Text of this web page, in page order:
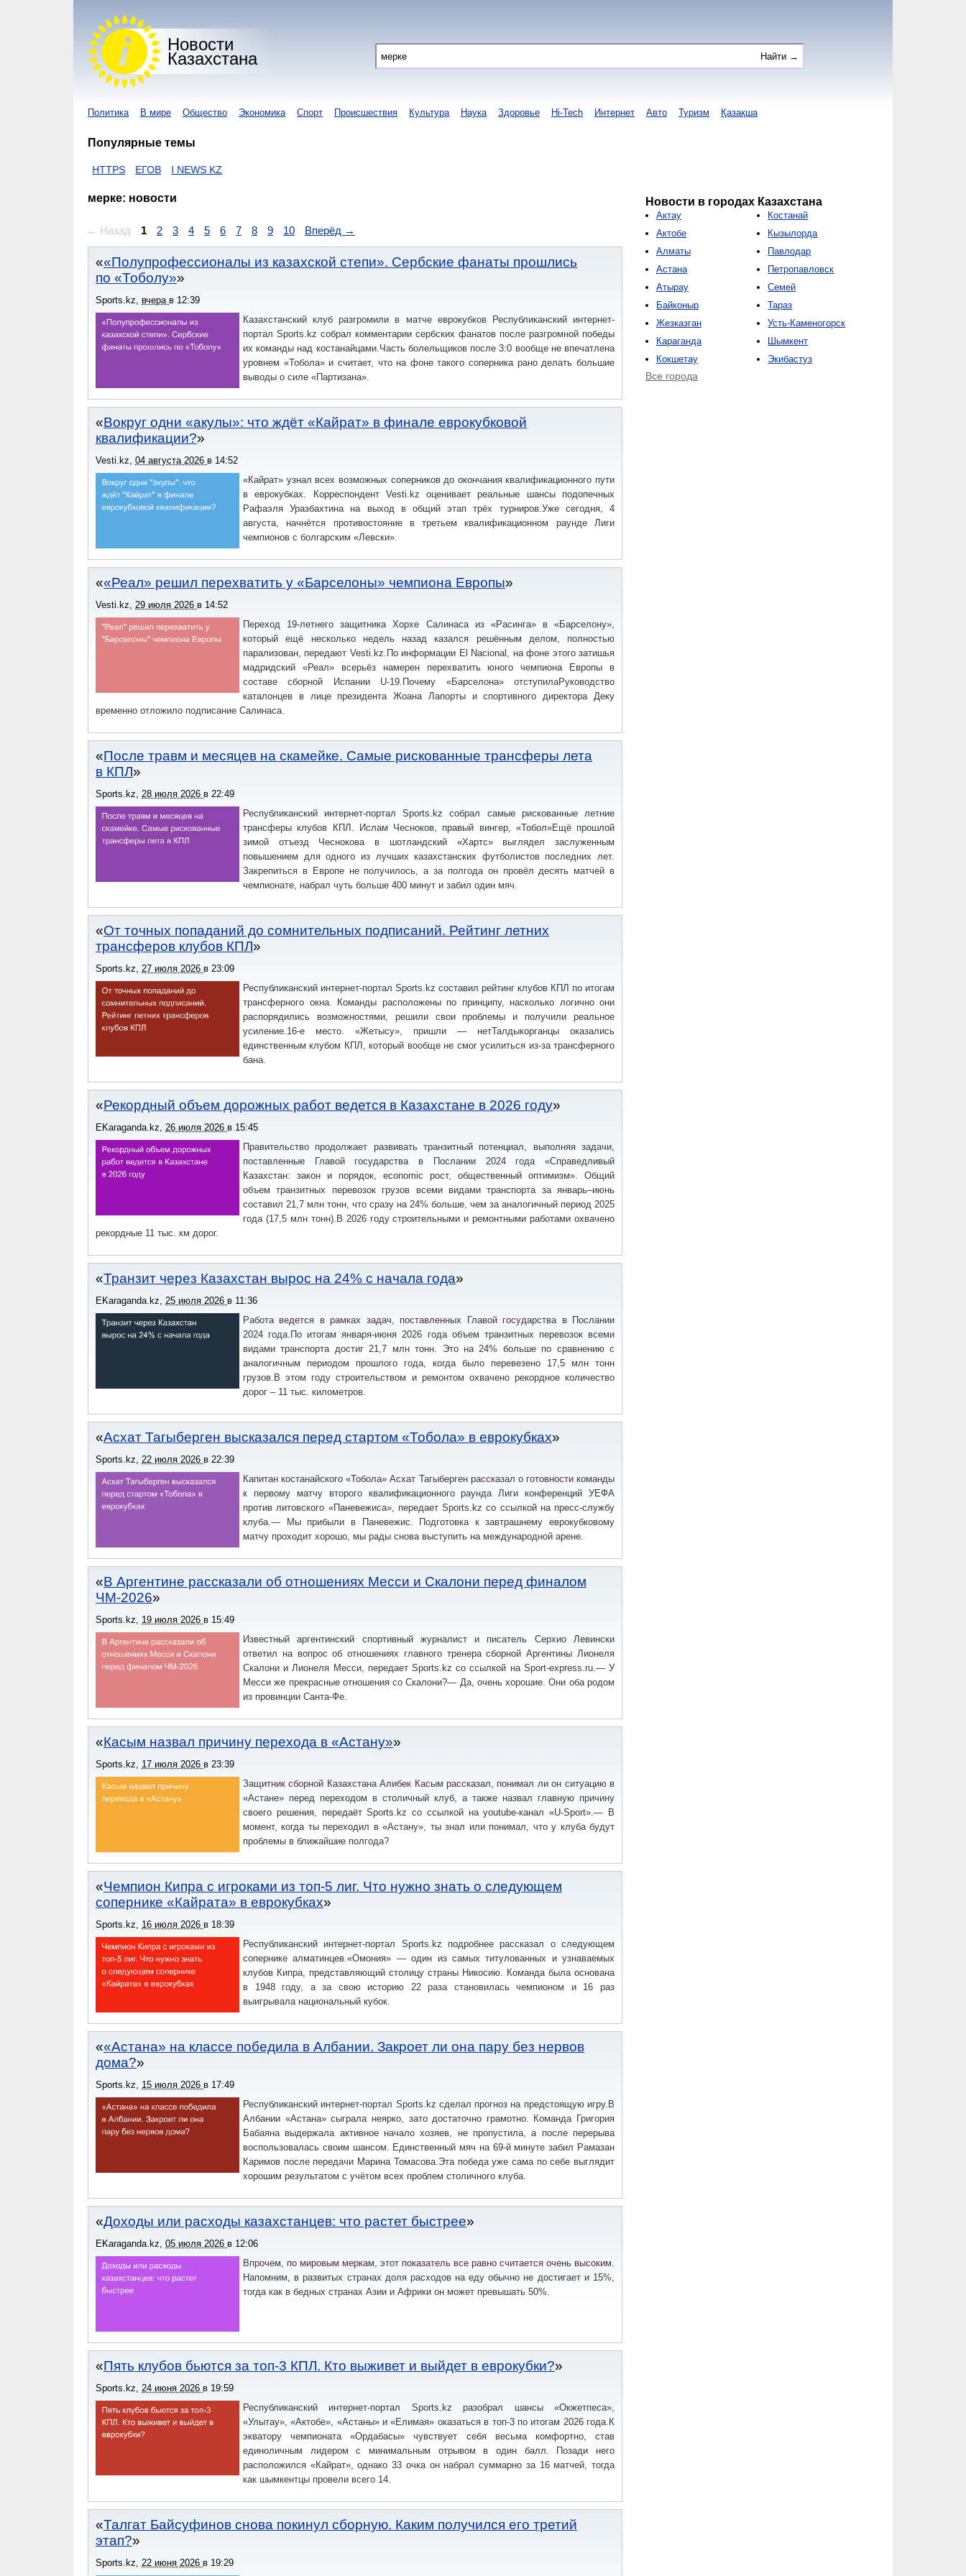
Новости
Казахстана
Политика В мире Общество Экономика Спорт Происшествия Культура Наука Здоровье Hi-Tech Интернет Авто Туризм Қазақша
Популярные темы
ЕГОВ I NEWS KZ
мерке: новости
← Назад 1 2 3 4 5 6 7 8 9 10 Вперёд →
«Полупрофессионалы из казахской степи». Сербские фанаты прошлись
по «Тоболу»
Sports.kz, вчера в 12:39
Казахстанский клуб разгромили в матче еврокубков Республиканский интернет-
портал Sports.kz собрал комментарии сербских фанатов после разгромной победы
их команды над костанайцами.Часть болельщиков после 3:0 вообще не впечатлена
уровнем «Тобола» и считает, что на фоне такого соперника рано делать большие
выводы о силе «Партизана».
Вокруг одни «акулы»: что ждёт «Кайрат» в финале еврокубковой
квалификации?
Vesti.kz, 04 августа 2026 в 14:52
«Кайрат» узнал всех возможных соперников до окончания квалификационного пути
в еврокубках. Корреспондент Vesti.kz оценивает реальные шансы подопечных
Рафаэля Уразбахтина на выход в общий этап трёх турниров.Уже сегодня, 4
августа, начнётся противостояние в третьем квалификационном раунде Лиги
чемпионов с болгарским «Левски».
«Реал» решил перехватить у «Барселоны» чемпиона Европы
Vesti.kz, 29 июля 2026 в 14:52
Переход 19-летнего защитника Хорхе Салинаса из «Расинга» в «Барселону»,
который ещё несколько недель назад казался решённым делом, полностью
парализован, передают Vesti.kz.По информации El Nacional, на фоне этого затишья
мадридский «Реал» всерьёз намерен перехватить юного чемпиона Европы в
составе сборной Испании U-19.Почему «Барселона» отступилаРуководство
каталонцев в лице президента Жоана Лапорты и спортивного директора Деку
временно отложило подписание Салинаса.
После травм и месяцев на скамейке. Самые рискованные трансферы лета
в КПЛ
Sports.kz, 28 июля 2026 в 22:49
Республиканский интернет-портал Sports.kz собрал самые рискованные летние
трансферы клубов КПЛ. Ислам Чесноков, правый вингер, «Тобол»Ещё прошлой
зимой отъезд Чеснокова в шотландский «Хартс» выглядел заслуженным
повышением для одного из лучших казахстанских футболистов последних лет.
Закрепиться в Европе не получилось, а за полгода он провёл десять матчей в
чемпионате, набрал чуть больше 400 минут и забил один мяч.
От точных попаданий до сомнительных подписаний. Рейтинг летних
трансферов клубов КПЛ
Sports.kz, 27 июля 2026 в 23:09
Республиканский интернет-портал Sports.kz составил рейтинг клубов КПЛ по итогам
трансферного окна. Команды расположены по принципу, насколько логично они
распорядились возможностями, решили свои проблемы и получили реальное
усиление.16-е место. «Жетысу», пришли — нетТалдыкорганцы оказались
единственным клубом КПЛ, который вообще не смог усилиться из-за трансферного
бана.
Рекордный объем дорожных работ ведется в Казахстане в 2026 году
EKaraganda.kz, 26 июля 2026 в 15:45
Правительство продолжает развивать транзитный потенциал, выполняя задачи,
поставленные Главой государства в Послании 2024 года «Справедливый
Казахстан: закон и порядок, economic рост, общественный оптимизм». Общий
объем транзитных перевозок грузов всеми видами транспорта за январь–июнь
составил 21,7 млн тонн, что сразу на 24% больше, чем за аналогичный период 2025
года (17,5 млн тонн).В 2026 году строительными и ремонтными работами охвачено
рекордные 11 тыс. км дорог.
Транзит через Казахстан вырос на 24% с начала года
EKaraganda.kz, 25 июля 2026 в 11:36
Работа ведется в рамках задач, поставленных Главой государства в Послании
2024 года.По итогам января-июня 2026 года объем транзитных перевозок всеми
видами транспорта достиг 21,7 млн тонн. Это на 24% больше по сравнению с
аналогичным периодом прошлого года, когда было перевезено 17,5 млн тонн
грузов.В этом году строительством и ремонтом охвачено рекордное количество
дорог – 11 тыс. километров.
Асхат Тагыберген высказался перед стартом «Тобола» в еврокубках
Sports.kz, 22 июля 2026 в 22:39
Капитан костанайского «Тобола» Асхат Тагыберген рассказал о готовности команды
к первому матчу второго квалификационного раунда Лиги конференций УЕФА
против литовского «Паневежиса», передает Sports.kz со ссылкой на пресс-службу
клуба.— Мы прибыли в Паневежис. Подготовка к завтрашнему еврокубковому
матчу проходит хорошо, мы рады снова выступить на международной арене.
В Аргентине рассказали об отношениях Месси и Скалони перед финалом
ЧМ-2026
Sports.kz, 19 июля 2026 в 15:49
Известный аргентинский спортивный журналист и писатель Серхио Левински
ответил на вопрос об отношениях главного тренера сборной Аргентины Лионеля
Скалони и Лионеля Месси, передает Sports.kz со ссылкой на Sport-express.ru.— У
Месси же прекрасные отношения со Скалони?— Да, очень хорошие. Они оба родом
из провинции Санта-Фе.
Касым назвал причину перехода в «Астану»
Sports.kz, 17 июля 2026 в 23:39
Защитник сборной Казахстана Алибек Касым рассказал, понимал ли он ситуацию в
«Астане» перед переходом в столичный клуб, а также назвал главную причину
своего решения, передаёт Sports.kz со ссылкой на youtube-канал «U-Sport».— В
момент, когда ты переходил в «Астану», ты знал или понимал, что у клуба будут
проблемы в ближайшие полгода?
Чемпион Кипра с игроками из топ-5 лиг. Что нужно знать о следующем
сопернике «Кайрата» в еврокубках
Sports.kz, 16 июля 2026 в 18:39
Республиканский интернет-портал Sports.kz подробнее рассказал о следующем
сопернике алматинцев.«Омония» — один из самых титулованных и узнаваемых
клубов Кипра, представляющий столицу страны Никосию. Команда была основана
в 1948 году, а за свою историю 22 раза становилась чемпионом и 16 раз
выигрывала национальный кубок.
«Астана» на классе победила в Албании. Закроет ли она пару без нервов
дома?
Sports.kz, 15 июля 2026 в 17:49
Республиканский интернет-портал Sports.kz сделал прогноз на предстоящую игру.В
Албании «Астана» сыграла неярко, зато достаточно грамотно. Команда Григория
Бабаяна выдержала активное начало хозяев, не пропустила, а после перерыва
воспользовалась своим шансом. Единственный мяч на 69-й минуте забил Рамазан
Каримов после передачи Марина Томасова.Эта победа уже сама по себе выглядит
хорошим результатом с учётом всех проблем столичного клуба.
Доходы или расходы казахстанцев: что растет быстрее
EKaraganda.kz, 05 июля 2026 в 12:06
Впрочем, по мировым меркам, этот показатель все равно считается очень высоким.
Напомним, в развитых странах доля расходов на еду обычно не достигает и 15%,
тогда как в бедных странах Азии и Африки он может превышать 50%.
Пять клубов бьются за топ-3 КПЛ. Кто выживет и выйдет в еврокубки?
Sports.kz 24 июня 2026 в 19:59
Республиканский интернет-портал Sports.kz разобрал шансы «Окжетпеса»,
«Улытау», «Актобе», «Астаны» и «Елимая» оказаться в топ-3 по итогам 2026 года.К
экватору чемпионата «Ордабасы» чувствует себя весьма комфортно, став
единоличным лидером с минимальным отрывом в один балл. Позади него
расположился «Кайрат», однако 33 очка он набрал суммарно за 16 матчей, тогда
как шымкентцы провели всего 14.
Талгат Байсуфинов снова покинул сборную. Каким получился его третий
этап?
Sports.kz 22 июня 2026 в 19:29
Новости в городах Казахстана
Актау
Актобе
Алматы
Астана
Атырау
Байконыр
Жезказган
Караганда
Кокшетау
Костанай
Кызылорда
Павлодар
Петропавловск
Семей
Тараз
Усть-Каменогорск
Шымкент
Экибастуз
Все города